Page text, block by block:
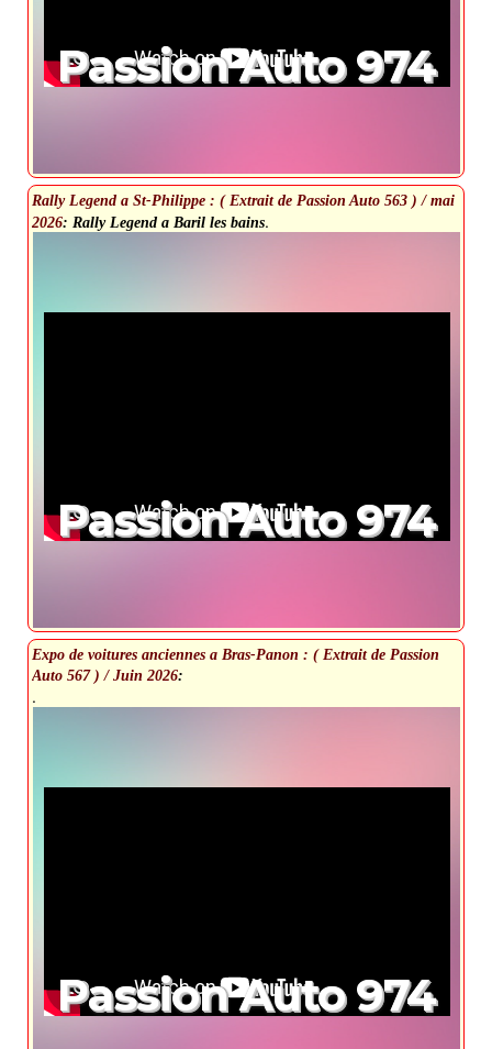
Passion Auto 974
Rally Legend a St-Philippe : ( Extrait de Passion Auto 563 ) / mai
2026: Rally Legend a Baril les bains.
Passion Auto 974
Expo de voitures anciennes a Bras-Panon : ( Extrait de Passion
Auto 567 ) / Juin 2026:
.
Passion Auto 974